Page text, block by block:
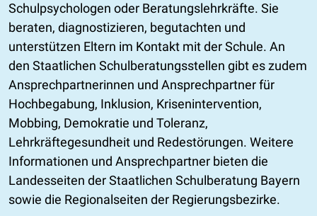
Schulpsychologen oder Beratungslehrkräfte. Sie
beraten, diagnostizieren, begutachten und
unterstützen Eltern im Kontakt mit der Schule. An
den Staatlichen Schulberatungsstellen gibt es zudem
Ansprechpartnerinnen und Ansprechpartner für
Hochbegabung, Inklusion, Krisenintervention,
Mobbing, Demokratie und Toleranz,
Lehrkräftegesundheit und Redestörungen. Weitere
Informationen und Ansprechpartner bieten die
Landesseiten der Staatlichen Schulberatung Bayern
sowie die Regionalseiten der Regierungsbezirke.